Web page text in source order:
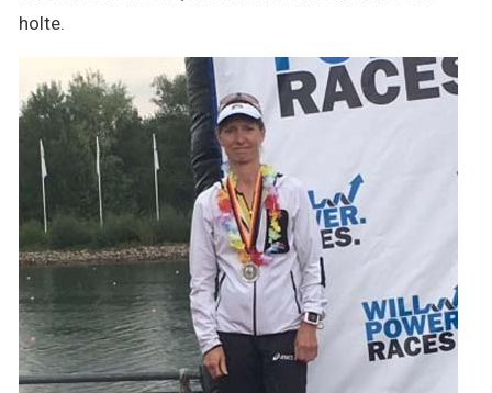
holte.